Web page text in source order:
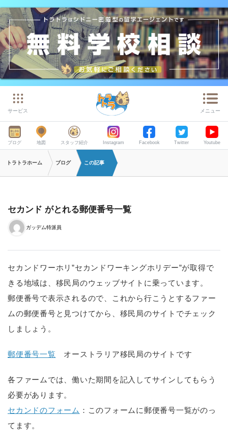
サービス メニュー
ブログ 地図 スタッフ紹介 Instagram Facebook Twitter Youtube
トラトラホーム ブログ この記事
セカンド がとれる郵便番号一覧
ガッデム特派員
セカンドワーホリ”セカンドワーキングホリデー”が取得で
きる地域は、移民局のウェッブサイトに乗っています。
郵便番号で表示されるので、これから行こうとするファー
ムの郵便番号と見つけてから、移民局のサイトでチェック
しましょう。
郵便番号一覧 オーストラリア移民局のサイトです
各ファームでは、働いた期間を記入してサインしてもらう
必要があります。
セカンドのフォーム ：このフォームに郵便番号一覧がのっ
てます。